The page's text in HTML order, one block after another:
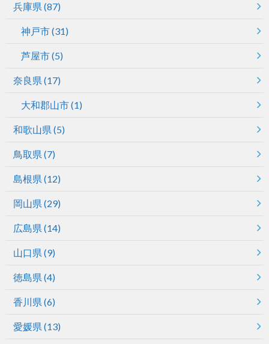
兵庫県 (87)
神戸市(31)
芦屋市(5)
奈良県 (17)
大和郡山市(1)
和歌山県 (5)
鳥取県 (7)
島根県 (12)
岡山県 (29)
広島県 (14)
山口県 (9)
徳島県 (4)
香川県 (6)
愛媛県 (13)